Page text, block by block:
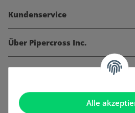
Alle
Kundenservice
Über Pipercross Inc.
Informationen
Gesetzliche Informationen